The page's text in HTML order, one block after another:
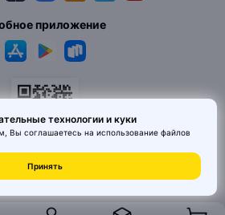
дизайнерских товаров со всего
заводов. Все права защищены.
приложение
технологии и куки
Вы соглашаетесь на использование файлов
Принять